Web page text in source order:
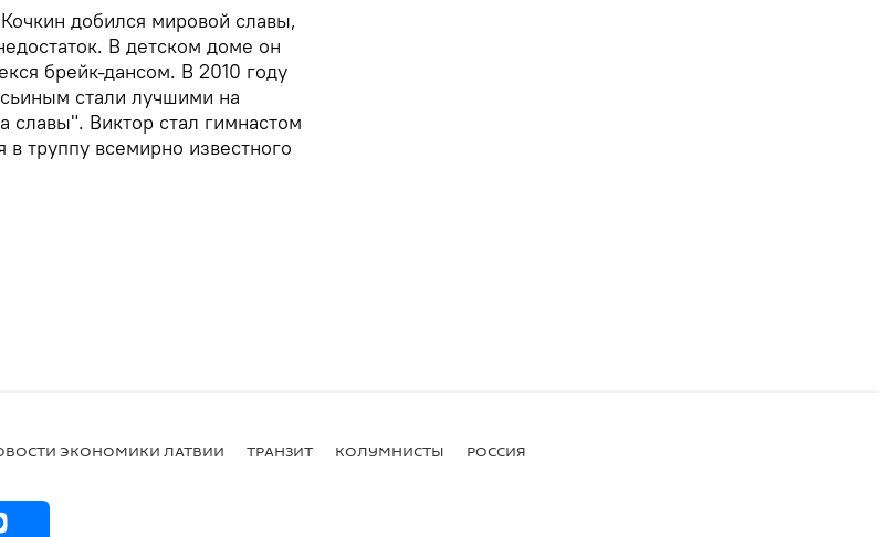
добился мировой славы,
В детском доме он
брейк-дансом. В 2010 году
стали лучшими на
Виктор стал гимнастом
труппу всемирно известного
ЭКОНОМИКИ ЛАТВИИ ТРАНЗИТ КОЛУМНИСТЫ РОССИЯ